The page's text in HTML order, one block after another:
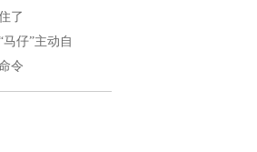
了
仔”主动自
令